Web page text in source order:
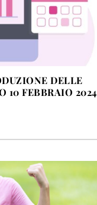
DELLE
10 FEBBRAIO 2024